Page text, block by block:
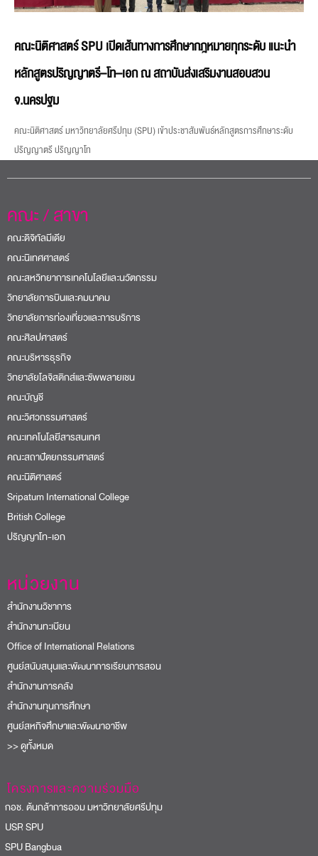
คณะนิติศาสตร์ SPU เปิดเส้นทางการศึกษากฎหมายทุกระดับ แนะนำ
หลักสูตรปริญญาตรี–โท–เอก ณ สถาบันส่งเสริมงานสอบสวน
จ.นครปฐม
คณะนิติศาสตร์ มหาวิทยาลัยศรีปทุม (SPU) เข้าประชาสัมพันธ์หลักสูตรการศึกษาระดับ
ปริญญาตรี ปริญญาโท
คณะ / สาขา
คณะดิจิทัลมีเดีย
คณะนิเทศศาสตร์
คณะสหวิทยาการเทคโนโลยีและนวัตกรรม
วิทยาลัยการบินและคมนาคม
วิทยาลัยการท่องเที่ยวและการบริการ
คณะศิลปศาสตร์
คณะบริหารธุรกิจ
วิทยาลัยโลจิสติกส์และซัพพลายเชน
คณะบัญชี
คณะวิศวกรรมศาสตร์
คณะเทคโนโลยีสารสนเทศ
คณะสถาปัตยกรรมศาสตร์
คณะนิติศาสตร์
Sripatum International College
British College
ปริญญาโท-เอก
หน่วยงาน
สำนักงานวิชาการ
สำนักงานทะเบียน
Office of International Relations
ศูนย์สนับสนุนและพัฒนาการเรียนการสอน
สำนักงานการคลัง
สำนักงานทุนการศึกษา
ศูนย์สหกิจศึกษาและพัฒนาอาชีพ
>> ดูทั้งหมด
โครงการและความร่วมมือ
ช. ต้นกล้าการออม มหาวิทยาลัยศรีปทุม
SPU
Bangbua